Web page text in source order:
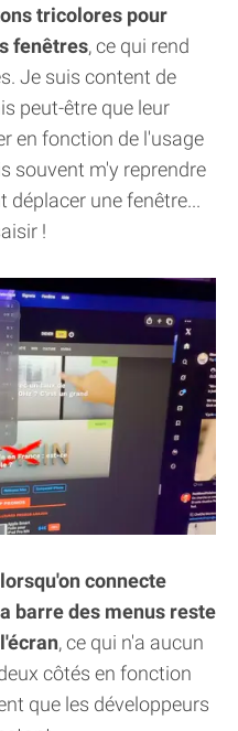
tricolores pour
fenêtres, ce qui rend
Je suis content de
peut-être que leur
en fonction de l'usage
souvent m'y reprendre
une fenêtre...
!
lorsqu'on connecte
barre des menus reste
, ce qui n'a aucun
côtés en fonction
que les développeurs